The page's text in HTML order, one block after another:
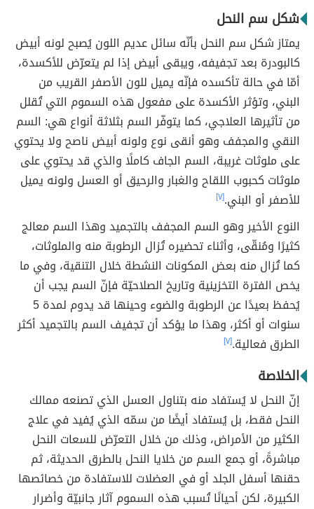
شكل سم النحل
يمتاز شكل سم النحل بأنّه سائل عديم اللون يُصبح لونه أبيض
كالبودرة بعد تجفيفه، ويبقى أبيض إذا لم يتعرّض للأكسدة،
أمّا في حالة تأكسده فإنّه يميل للون الأصفر القريب من
البني، وتؤثر الأكسدة على مفعول هذه السموم التي تُقلل
من تأثيرها العلاجي، كما يتوفّر السم بثلاثة أنواع هي: السم
النقي والمجفف وهو أنقى نوع ولونه أبيض ناصح ولا يحتوي
على ملوثات غريبة، السم الجاف كاملًا والذي قد يحتوي على
ملوثات كحبوب اللقاح والغبار والرحيق أو العسل ولونه يميل
للأصفر أو البني.[٧]
النوع الأخير وهو السم المجفف بالتجميد وهذا السم معالج
كثيرًا ومُنقّى، وأثناء تحضيره تُزال الرطوبة منه والملوثات،
كما تُزال منه بعض المكونات النشطة خلال التنقية، وفي ما
يخص الفترة التخزينية وتاريخ الصلاحيّة فإنّ السم يجب أن
يُحفظ بعيدًا عن الرطوبة والضوء وحينها قد يدوم لمدة 5
سنوات أو أكثر، وهذا ما يؤكد أن تجفيف السم بالتجميد أكثر
الطرق فعالية.[٧]
الخلاصة
إنّ النحل لا يُستفاد منه بتناول العسل الذي تصنعه ممالك
النحل فقط، بل يُستفاد أيضًا من سمّه الذي يُفيد في علاج
الكثير من الأمراض، وذلك من خلال التعرّض للسعات النحل
مباشرةً، أو جمع السم من خلايا النحل بالطرق الحديثة، ثم
حقنها أسفل الجلد أو في العضلات للاستفادة من خصائصها
الكبيرة، لكن أحيانًا تُسبب هذه السموم آثار جانبيّة وأضرار